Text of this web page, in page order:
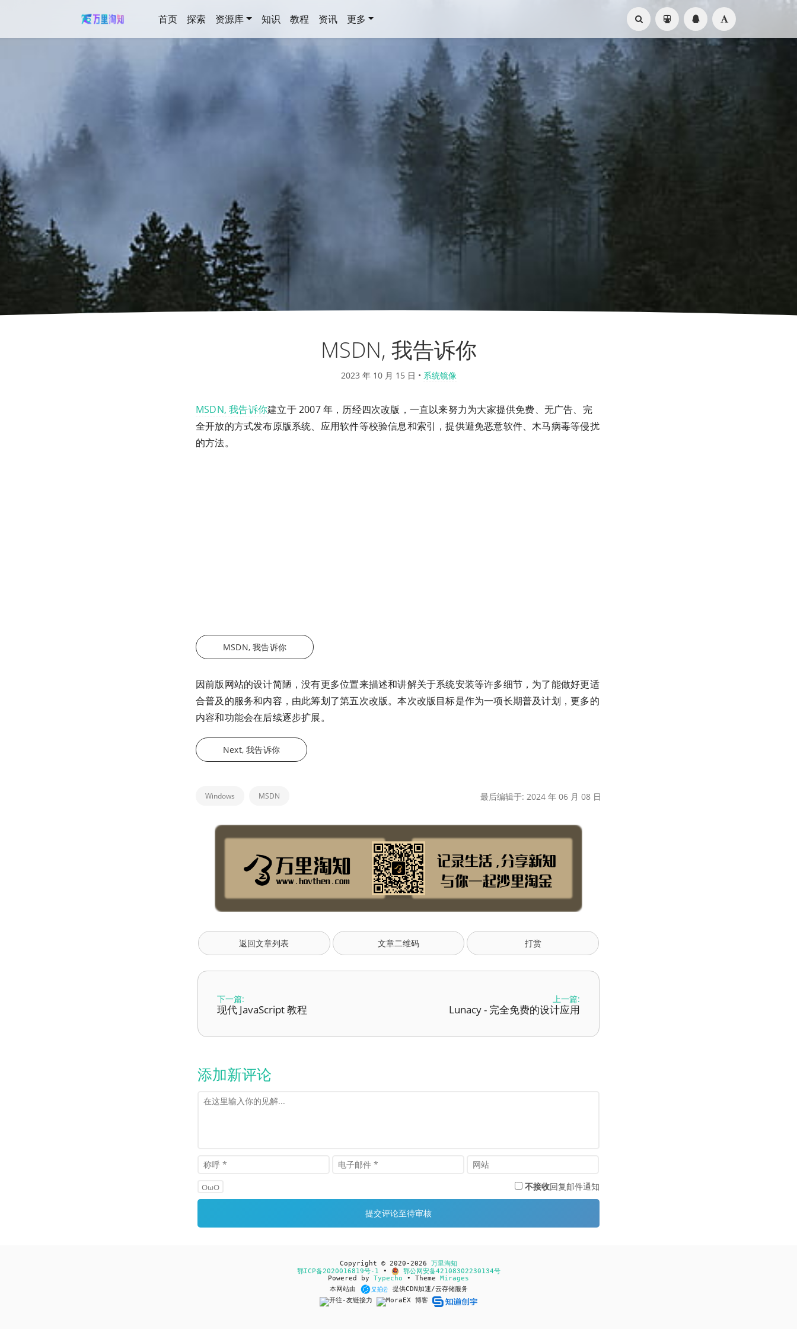
首页 探索 资源库 知识 教程 资讯 更多
MSDN, 我告诉你
2023 年 10 月 15 日 • 系统镜像
MSDN, 我告诉你建立于 2007 年，历经四次改版，一直以来努力为大家提供免费、无广告、完
全开放的方式发布原版系统、应用软件等校验信息和索引，提供避免恶意软件、木马病毒等侵扰
的方法。
MSDN, 我告诉你
因前版网站的设计简陋，没有更多位置来描述和讲解关于系统安装等许多细节，为了能做好更适
合普及的服务和内容，由此筹划了第五次改版。本次改版目标是作为一项长期普及计划，更多的
内容和功能会在后续逐步扩展。
Next, 我告诉你
Windows MSDN 最后编辑于: 2024 年 06 月 08 日
返回文章列表 文章二维码 打赏
下一篇:
现代 JavaScript 教程
上一篇:
Lunacy - 完全免费的设计应用
添加新评论
OωO 不接收回复邮件通知
Copyright © 2020-2026 万里淘知
鄂ICP备2020016819号-1 •
鄂公网安备42108302230134号
Powered by Typecho • Theme Mirages
本网站由
提供CDN加速/云存储服务